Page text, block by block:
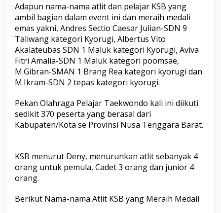
Adapun nama-nama atlit dan pelajar KSB yang
ambil bagian dalam event ini dan meraih medali
emas yakni, Andres Sectio Caesar Julian-SDN 9
Taliwang kategori Kyorugi, Albertus Vito
Akalateubas SDN 1 Maluk kategori Kyorugi, Aviva
Fitri Amalia-SDN 1 Maluk kategori poomsae,
M.Gibran-SMAN 1 Brang Rea kategori kyorugi dan
M.Ikram-SDN 2 tepas kategori kyorugi.
Pekan Olahraga Pelajar Taekwondo kali ini diikuti
sedikit 370 peserta yang berasal dari
Kabupaten/Kota se Provinsi Nusa Tenggara Barat.
KSB menurut Deny, menurunkan atlit sebanyak 4
orang untuk pemula, Cadet 3 orang dan junior 4
orang.
Berikut Nama-nama Atlit KSB yang Meraih Medali